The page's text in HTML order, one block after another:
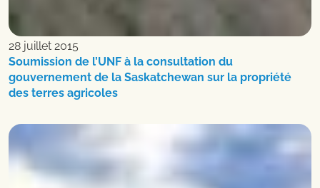
28 juillet 2015
Soumission de l’UNF à la consultation du
gouvernement de la Saskatchewan sur la propriété
des terres agricoles